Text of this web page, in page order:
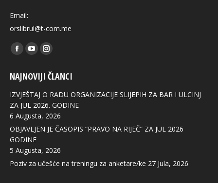
Email:
orslibrul@t-com.me
Find us on:
Facebook
opens
in
new
window
YouTube
opens
in
new
window
Instagram
opens
in
new
window
NAJNOVIJI ČLANCI
IZVJEŠTAJ O RADU ORGANIZACIJE SLIJEPIH ZA BAR I ULCINJ
ZA JUL 2026. GODINE
6 Augusta, 2026
OBJAVLJEN JE ČASOPIS “PRAVO NA RIJEČ” ZA JUL 2026
GODINE
5 Augusta, 2026
Poziv za učešće na treningu za anketare/ke 27 Jula, 2026